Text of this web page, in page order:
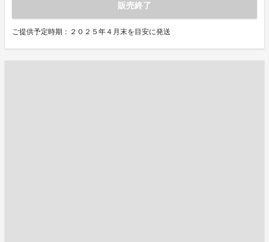
販売終了
ご提供予定時期：２０２５年４月末を目安に発送